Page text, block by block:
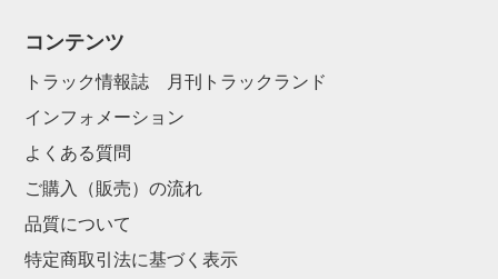
コンテンツ
トラック情報誌 月刊トラックランド
インフォメーション
よくある質問
ご購入（販売）の流れ
品質について
特定商取引法に基づく表示